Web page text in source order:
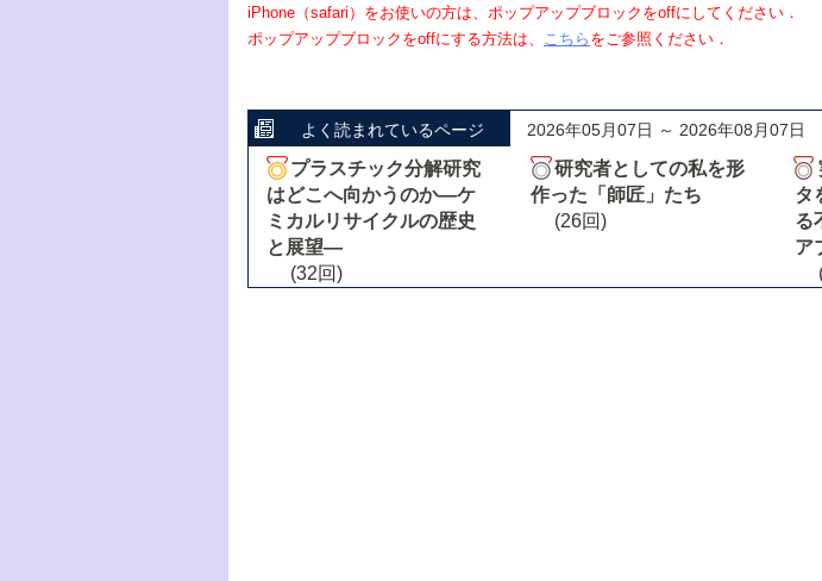
iPhone（safari）をお使いの方は、ポップアップブロックをoffにしてください．
ポップアップブロックをoffにする方法は、 こちら をご参照ください．
よく読まれているページ 2026年05月07日 ～ 2026年08月07日
プラスチック分解研究
はどこへ向かうのか―ケ
ミカルリサイクルの歴史
と展望―
(32回)
研究者としての私を形
作った「師匠」たち
(26回)
タ
る
ア